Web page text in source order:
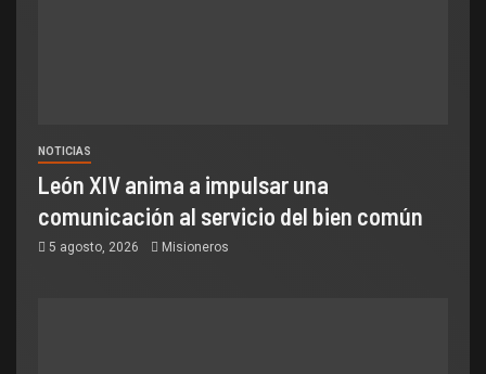
NOTICIAS
León XIV anima a impulsar una
comunicación al servicio del bien común
5 agosto, 2026 Misioneros